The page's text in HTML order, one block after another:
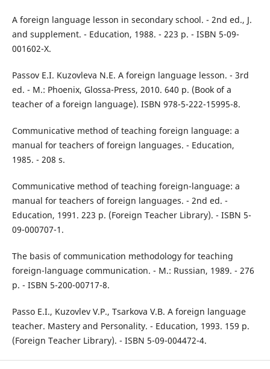
A foreign language lesson in secondary school. - 2nd ed., J.
and supplement. - Education, 1988. - 223 p. - ISBN 5-09-
001602-X.
Passov E.I. Kuzovleva N.E. A foreign language lesson. - 3rd
ed. - M.: Phoenix, Glossa-Press, 2010. 640 p. (Book of a
teacher of a foreign language). ISBN 978-5-222-15995-8.
Communicative method of teaching foreign language: a
manual for teachers of foreign languages. - Education,
1985. - 208 s.
Communicative method of teaching foreign-language: a
manual for teachers of foreign languages. - 2nd ed. -
Education, 1991. 223 p. (Foreign Teacher Library). - ISBN 5-
09-000707-1.
The basis of communication methodology for teaching
foreign-language communication. - M.: Russian, 1989. - 276
p. - ISBN 5-200-00717-8.
Passo E.I., Kuzovlev V.P., Tsarkova V.B. A foreign language
teacher. Mastery and Personality. - Education, 1993. 159 p.
(Foreign Teacher Library). - ISBN 5-09-004472-4.